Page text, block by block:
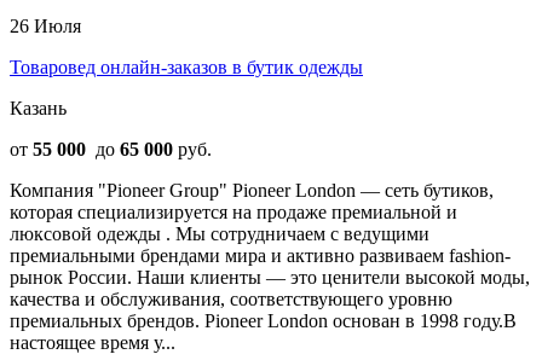
26 Июля
Товаровед онлайн-заказов в бутик одежды
Казань
от 55 000 до 65 000 руб.
Компания "Pioneer Group" Pioneer London — сеть бутиков,
которая специализируется на продаже премиальной и
люксовой одежды . Мы сотрудничаем с ведущими
премиальными брендами мира и активно развиваем fashion-
рынок России. Наши клиенты — это ценители высокой моды,
качества и обслуживания, соответствующего уровню
премиальных брендов. Pioneer London основан в 1998 году.В
настоящее время у...